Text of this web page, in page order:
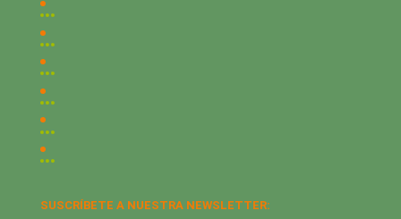
SUSCRÍBETE A NUESTRA NEWSLETTER: